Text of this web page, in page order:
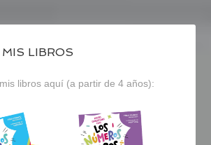
LIBROS
libros aquí (a partir de 4 años):